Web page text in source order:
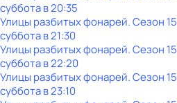
субботав20:35
Улицы разбитых фонарей. Сезон 15
субботав21:30
Улицы разбитых фонарей. Сезон 15
субботав22:20
Улицы разбитых фонарей. Сезон 15
субботав23:10